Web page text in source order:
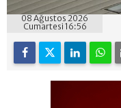
08 Ağustos 2026
Cumartesi 16:56